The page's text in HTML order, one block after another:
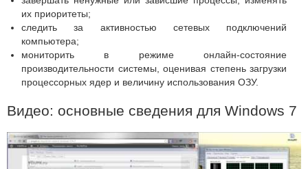
их приоритеты;
следить за активностью сетевых подключений
компьютера;
мониторить в режиме онлайн-состояние
производительности системы, оценивая степень загрузки
процессорных ядер и величину использования ОЗУ.
Видео: основные сведения для Windows 7